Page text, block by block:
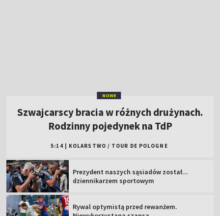
dziennikarzem sportowym
Rywal optymistą przed rewanżem.
Niewykorzystana szansa...
Świątek poznała kolejną rywalkę. Trudne
"Lewy" tym razem bez gola. Dobry początek